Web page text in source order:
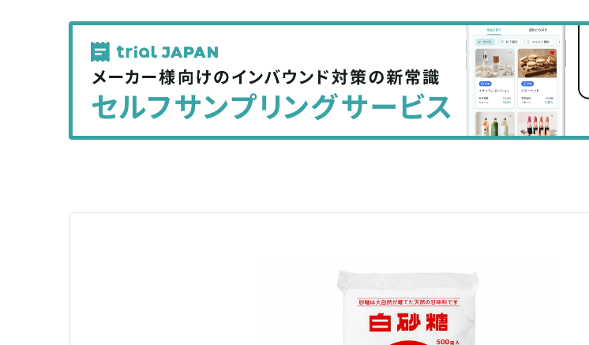
記
事
を
シ
ェ
記
を
シ
ェ
な
ッ
ク
マ
記
事
を
購
読